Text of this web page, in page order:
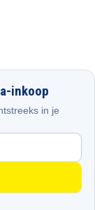
inkoop
in je